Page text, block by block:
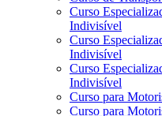
Curso
Indivisível
Curso
Indivisível
Curso
Indivisível
Curso para
Curso para